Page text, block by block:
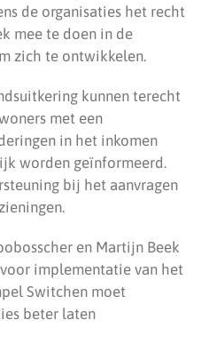
de organisaties het recht
mee te doen in de
zich te ontwikkelen.
kunnen terecht
met een
in het inkomen
worden geïnformeerd.
bij het aanvragen
en Martijn Beek
implementatie van het
Switchen moet
beter laten